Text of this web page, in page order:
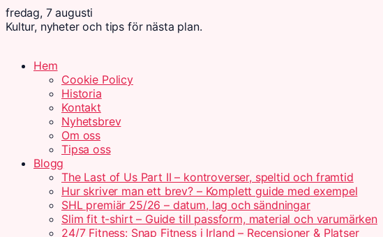
fredag, 7 augusti
Kultur, nyheter och tips för nästa plan.
Hem
Cookie Policy
Historia
Kontakt
Nyhetsbrev
Om oss
Tipsa oss
Blogg
The Last of Us Part II – kontroverser, speltid och framtid
Hur skriver man ett brev? – Komplett guide med exempel
SHL premiär 25/26 – datum, lag och sändningar
Slim fit t-shirt – Guide till passform, material och varumärken
24/7 Fitness: Snap Fitness i Irland – Recensioner & Platser